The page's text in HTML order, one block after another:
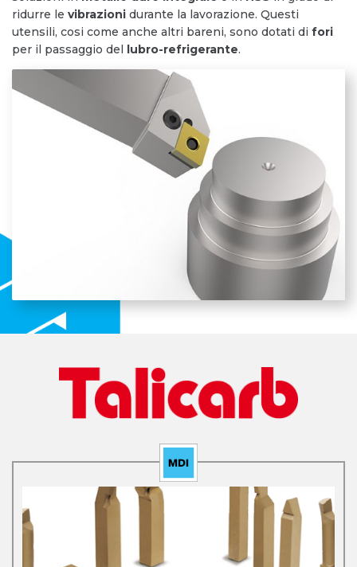
ridurre le vibrazioni durante la lavorazione. Questi
utensili, cosi come anche altri bareni, sono dotati di fori
per il passaggio del lubro-refrigerante.